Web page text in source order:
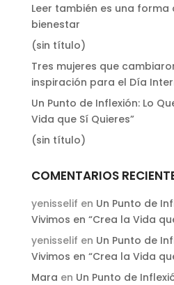
Leer también es una forma
bienestar
(sin título)
Tres mujeres que
inspiración para el Día
Un Punto de Inflexión: Lo
Vida que Sí Quieres”
(sin título)
COMENTARIOS
yenisselif en Un Punto de
Vivimos en “Crea la Vida
yenisselif en Un Punto de
Vivimos en “Crea la Vida
Mara en Un Punto de